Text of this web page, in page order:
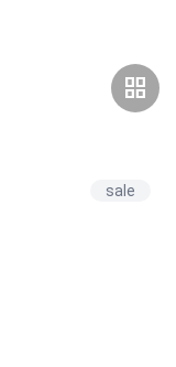
grid_view
sale